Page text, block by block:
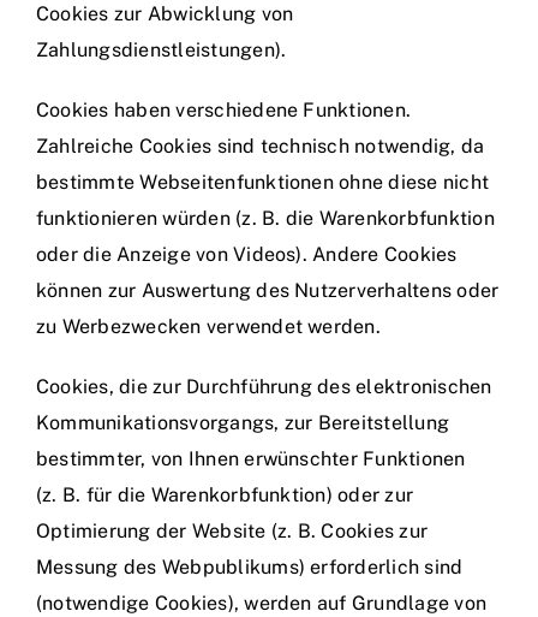
Cookies zur Abwicklung von
Zahlungsdienstleistungen).
Cookies haben verschiedene Funktionen.
Zahlreiche Cookies sind technisch notwendig, da
bestimmte Webseitenfunktionen ohne diese nicht
funktionieren würden (z. B. die Warenkorbfunktion
oder die Anzeige von Videos). Andere Cookies
können zur Auswertung des Nutzerverhaltens oder
zu Werbezwecken verwendet werden.
Cookies, die zur Durchführung des elektronischen
Kommunikationsvorgangs, zur Bereitstellung
bestimmter, von Ihnen erwünschter Funktionen
(z. B. für die Warenkorbfunktion) oder zur
Optimierung der Website (z. B. Cookies zur
Messung des Webpublikums) erforderlich sind
(notwendige Cookies), werden auf Grundlage von